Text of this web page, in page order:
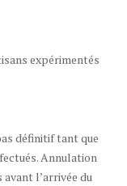
expérimentés
définitif tant que
Annulation
avant l’arrivée du